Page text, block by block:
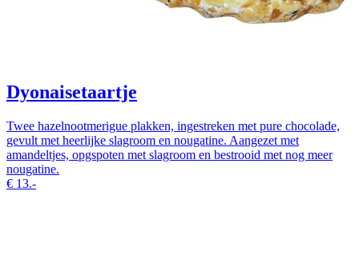
Dyonaisetaartje
Twee hazelnootmerigue plakken, ingestreken met pure chocolade,
gevult met heerlijke slagroom en nougatine. Aangezet met
amandeltjes, opgspoten met slagroom en bestrooid met nog meer
nougatine.
€ 13.-